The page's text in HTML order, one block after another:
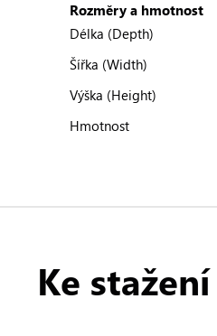
Rozměry a hmotnost
Délka (Depth)
Šířka (Width)
Výška (Height)
Hmotnost
Ke stažení